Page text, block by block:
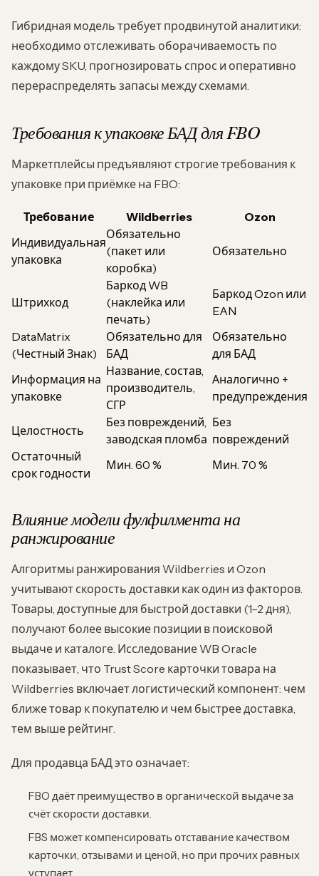
Гибридная модель требует продвинутой аналитики:
необходимо отслеживать оборачиваемость по
каждому SKU, прогнозировать спрос и оперативно
перераспределять запасы между схемами.
Требования к упаковке БАД для FBO
Маркетплейсы предъявляют строгие требования к
упаковке при приёмке на FBO:
Требование Wildberries
Ozon
Индивидуальная
упаковка
Обязательно
(пакет или
коробка)
Обязательно
Штрихкод
Баркод WB
(наклейка или
печать)
Баркод Ozon или
EAN
DataMatrix
(Честный Знак)
Обязательно для
БАД
Обязательно
для БАД
Информация на
упаковке
Название, состав,
производитель,
СГР
Аналогично +
предупреждения
Целостность
Без повреждений,
заводская пломба
Без
повреждений
Остаточный
срок годности
Мин. 60 % Мин. 70 %
Влияние модели фулфилмента на
ранжирование
Алгоритмы ранжирования Wildberries и Ozon
учитывают скорость доставки как один из факторов.
Товары, доступные для быстрой доставки (1–2 дня),
получают более высокие позиции в поисковой
выдаче и каталоге. Исследование WB Oracle
показывает, что Trust Score карточки товара на
Wildberries включает логистический компонент: чем
ближе товар к покупателю и чем быстрее доставка,
тем выше рейтинг.
Для продавца БАД это означает:
FBO даёт преимущество в органической выдаче за
счёт скорости доставки.
FBS может компенсировать отставание качеством
карточки, отзывами и ценой, но при прочих равных
уступает.